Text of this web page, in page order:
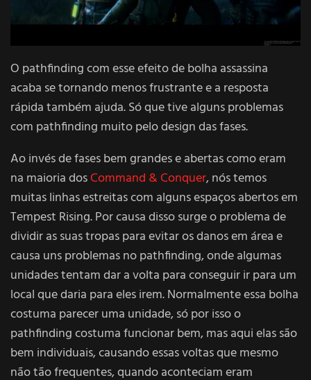
O pathfinding com esse efeito de bolha assassina
acaba se tornando menos frustrante e a resposta
rápida também ajuda. Só que tive alguns problemas
com pathfinding muito pelo design das fases.
Ao invés de fases bem grandes e abertas como eram
na maioria dosCommand & Conquer, nós temos
muitas linhas estreitas com alguns espaços abertos em
Tempest Rising. Por causa disso surge o problema de
dividir as suas tropas para evitar os danos em área e
causa uns problemas no pathfinding, onde algumas
unidades tentam dar a volta para conseguir ir para um
local que daria para eles irem. Normalmente essa bolha
costuma parecer uma unidade, só por isso o
pathfinding costuma funcionar bem, mas aqui elas são
bem individuais, causando essas voltas que mesmo
não tão frequentes, quando aconteciam eram